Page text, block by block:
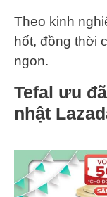
Theo kinh
hốt, đồng thời
ngon.
Tefal ưu
nhật